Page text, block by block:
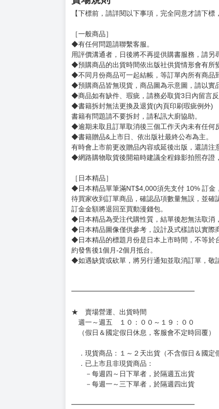
【下標前，請詳閱以下事項，完全同意才請下
［一般商品］
◆有任何問題請聯繫客服。
用評價溝通者，日後將不再提供購書服務，請另
◆預購商品的出貨時間依出版社供貨情形會有所
◆不同月份商品可一起結帳，等訂單內所有商品
◆預購商品皆無現貨，商品圖為示意圖，請以實
◆商品如有缺件、瑕疵，請務必取貨3日內留言
◆書籍拆封無法更換及退貨(內頁印刷瑕疵例外)
書籍有問題請不要拆封，請私訊大廚協助。
◆逾期未取且訂單取消後三個工作天內未有任何
◆書籍贈品&上市日、依出版社最終公布為主。
有時會上市前更改贈品內容或延後出版，還請注
◆網路購物取貨後開箱時建議全程錄影拍照存證
［日本精品］
◆日本精品單筆滿NT$4,000須先支付 10% 訂金
待買家收到訂單商品，確認品項數量無誤，並確
訂金金額將退回至買動漫錢包。
◆日本精品為受注代購性質，結單後恕無法取消
◆日本精品圖像僅供參考，設計及式樣請以實際
◆日本精品的標題月份是日本上市時間，不等於
約發售後1個月-2個月抵台。
◆如遇缺貨或砍單，將另行通知並取消訂單，敬
━━━━━━━━━━━━━━━━━━
★ 賣場營運、出貨時間
週一～週五 １０：００～１９：００
（假日＆國定假日休息，客服會不定時回覆）
．現貨商品：１～２天出貨（不含假日＆國定
．已上市且非現貨商品：
－每週四～日下單者，於隔週五出貨
－每週一～三下單者，於隔週四出貨
━━━━━━━━━━━━━━━━━━